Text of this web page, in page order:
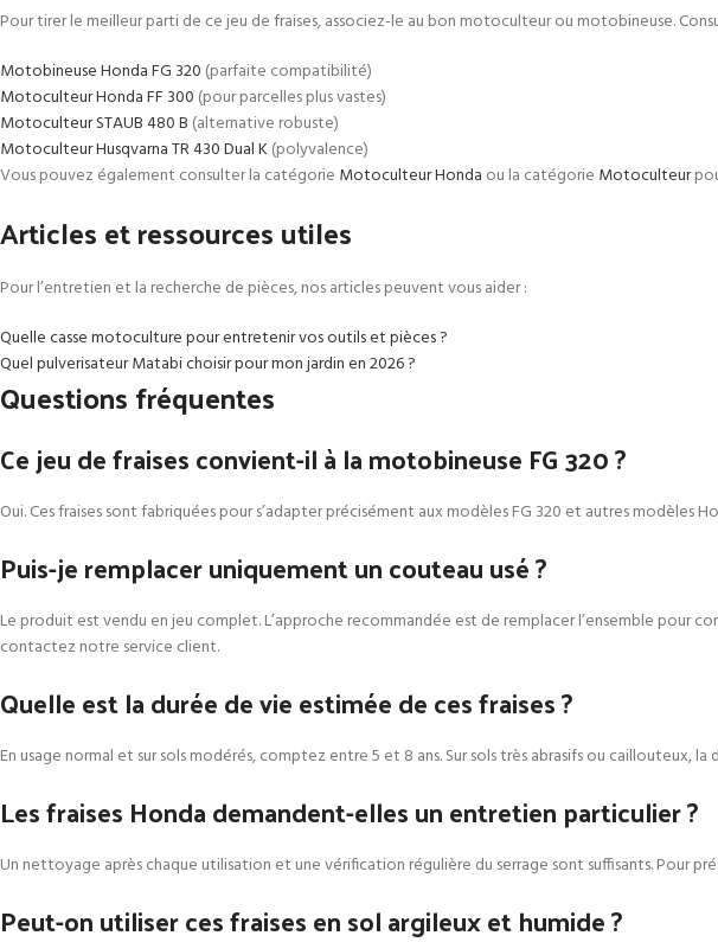
Pour tirer le meilleur parti de ce jeu de fraises, associez-le au bon motoculteur ou motobineuse.
Motobineuse Honda FG 320 (parfaite compatibilité)
Motoculteur Honda FF 300 (pour parcelles plus vastes)
Motoculteur STAUB 480 B (alternative robuste)
Motoculteur Husqvarna TR 430 Dual K (polyvalence)
Vous pouvez également consulter la catégorie Motoculteur Honda ou la catégorie Motoculteur
Articles et ressources utiles
Pour l’entretien et la recherche de pièces, nos articles peuvent vous aider :
Quelle casse motoculture pour entretenir vos outils et pièces ?
Quel pulverisateur Matabi choisir pour mon jardin en 2026 ?
Questions fréquentes
Ce jeu de fraises convient-il à la motobineuse FG 320 ?
Oui. Ces fraises sont fabriquées pour s’adapter précisément aux modèles FG 320 et autres modèles
Puis-je remplacer uniquement un couteau usé ?
Le produit est vendu en jeu complet. L’approche recommandée est de remplacer l’ensemble pour
contactez notre service client.
Quelle est la durée de vie estimée de ces fraises ?
En usage normal et sur sols modérés, comptez entre 5 et 8 ans. Sur sols très abrasifs ou
Les fraises Honda demandent-elles un entretien particulier ?
Un nettoyage après chaque utilisation et une vérification régulière du serrage sont suffisants. Pour
Peut-on utiliser ces fraises en sol argileux et humide ?